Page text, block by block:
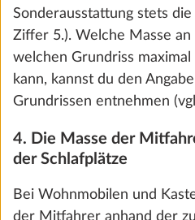
Wir nutzen Cookies, um
Nutzung unserer
unsere Kommunikation
Wir berücksichtigen
und verarbeiten Daten
Marketing nur, wenn du
gibst. Du kannst deine
Ambientebeleuchtung,
Sonderausstattung stets
Ziffer 5.). Welche Masse
welchen Grundriss
kann, kannst du den
Grundrissen entnehmen
4. Die Masse der
der Schlafplätze
Bei Wohnmobilen und
der Mitfahrer anhand der